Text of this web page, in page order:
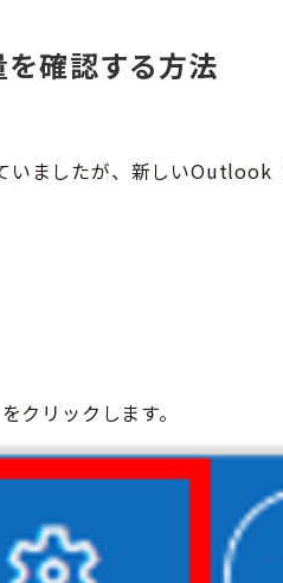
確認する方法
ましたが、新しいOutlook
をクリックします。